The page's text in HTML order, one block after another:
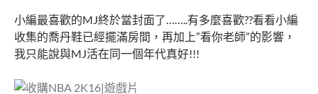
小編最喜歡的MJ終於當封面了……..有多麼喜歡??看看小編
收集的喬丹鞋已經擺滿房間，再加上”看你老師”的影響，
我只能說與MJ活在同一個年代真好!!!